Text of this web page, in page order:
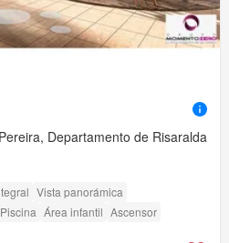
Departamento de Risaralda
Vista panorámica
Piscina Área infantil Ascensor